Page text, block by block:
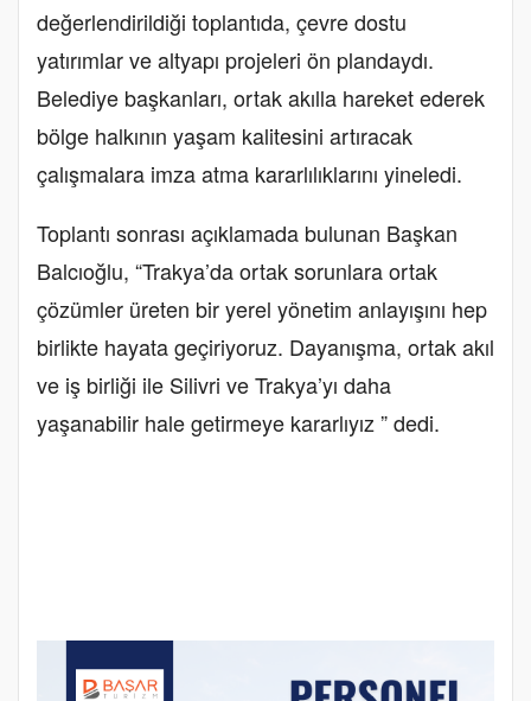
değerlendirildiği toplantıda, çevre dostu
yatırımlar ve altyapı projeleri ön plandaydı.
Belediye başkanları, ortak akılla hareket ederek
bölge halkının yaşam kalitesini artıracak
çalışmalara imza atma kararlılıklarını yineledi.
Toplantı sonrası açıklamada bulunan Başkan
Balcıoğlu, “Trakya’da ortak sorunlara ortak
çözümler üreten bir yerel yönetim anlayışını hep
birlikte hayata geçiriyoruz. Dayanışma, ortak akıl
ve iş birliği ile Silivri ve Trakya’yı daha
yaşanabilir hale getirmeye kararlıyız ” dedi.